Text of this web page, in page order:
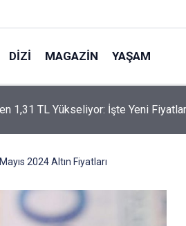
DIZI MAGAZIN YAŞAM
Lakabını Kim Verdi? Beyaz’la Joker
2024 Altın Fiyatları